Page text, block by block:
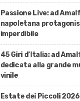
Passione Live: ad
napoletana
imperdibile
45 Giri d’Italia: ad
dedicata alla grande
vinile
Estate dei Piccoli